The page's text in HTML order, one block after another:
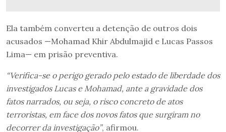
Ela também converteu a detenção de outros dois
acusados —Mohamad Khir Abdulmajid e Lucas Passos
Lima— em prisão preventiva.
“Verifica-se o perigo gerado pelo estado de liberdade dos
investigados Lucas e Mohamad, ante a gravidade dos
fatos narrados, ou seja, o risco concreto de atos
terroristas, em face dos novos fatos que surgiram no
decorrer da investigação”, afirmou.